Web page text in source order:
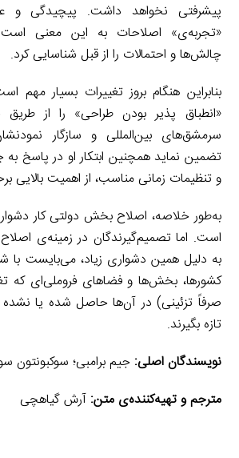
پیشرفتی نخواهد داشت. پیچیدگی و
«تجربه‌ی» اصلاحات به این معنی
چالش‌ها و احتمالات را از قبل شناسایی کرد.
بنابراین هنگام بروز تغییرات بسیار مهم
«انطباق پذیر بودن طراحی» را از طریق
سرمشق‌های بین‌المللی و سازگار
تضمین نماید همچنین ابتکار او در پاسخ
و تنظیمات زمانی مناسب، از اهمیت بالایی
به‌طور خلاصه، اصلاح بخش دولتی کار دشوار
است. اما تصمیم‌گیرندگان در زمینه‌ی
به دلیل همین دشواری زیاد، می‌بایست با
کشورها، بخش‌ها و فضاهای فروملی‌ای که
صرفاً تزئینی) در آن‌ها حاصل شده یا نشده
تازه بگیرند.
نویسندگان اصلی: جیم برامبی؛ سوکبونتون
مترجم و تهیه‌کننده‌ی متن:آرش گیاهچی